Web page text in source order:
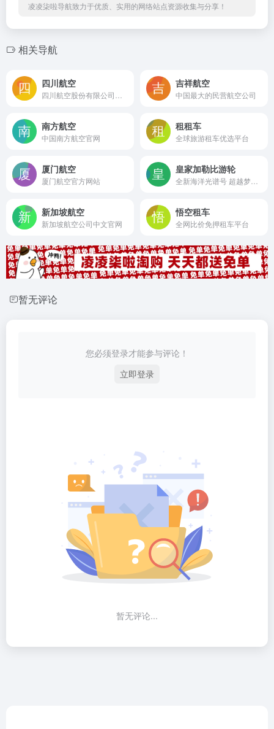
凌凌柒啦导航致力于优质、实用的网络站点资源收集与分享！
相关导航
四川航空 吉祥航空
中国最大的民营航空公司
南方航空
中国南方航空官网
租租车
全球旅游租车优选平台
厦门航空
厦门航空官方网站
皇家加勒比游轮
新加坡航空
新加坡航空公司中文官网
悟空租车
全网比价免押租车平台
暂无评论
您必须登录才能参与评论！
立即登录
暂无评论...